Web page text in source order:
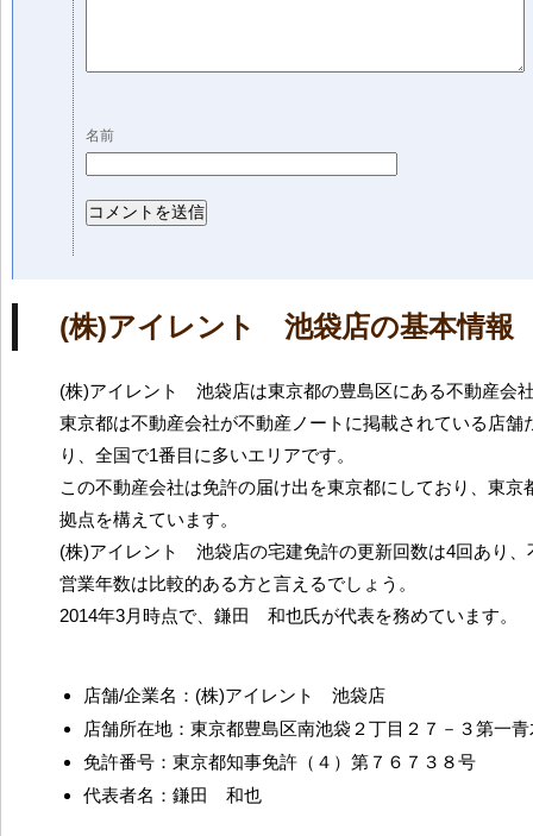
名前
(株)アイレント 池袋店の基本情報
(株)アイレント 池袋店は東京都の豊島区にある不動産会
東京都は不動産会社が不動産ノートに掲載されている店舗
り、全国で1番目に多いエリアです。
この不動産会社は免許の届け出を東京都にしており、東京
拠点を構えています。
(株)アイレント 池袋店の宅建免許の更新回数は4回あり、
営業年数は比較的ある方と言えるでしょう。
2014年3月時点で、鎌田 和也氏が代表を務めています。
店舗/企業名：(株)アイレント 池袋店
店舗所在地：東京都豊島区南池袋２丁目２７－３第一
免許番号：東京都知事免許（４）第７６７３８号
代表者名：鎌田 和也